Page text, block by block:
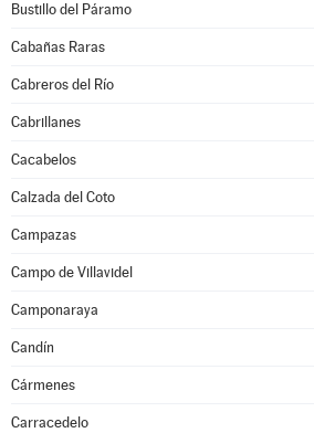
Bustillo del Páramo
Cabañas Raras
Cabreros del Río
Cabrillanes
Cacabelos
Calzada del Coto
Campazas
Campo de Villavidel
Camponaraya
Candín
Cármenes
Carracedelo